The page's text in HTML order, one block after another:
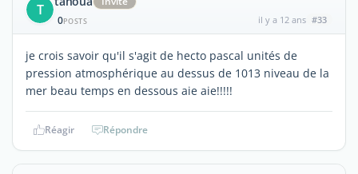
T
0POSTS il y a 12 ans #33
je crois savoir qu'il s'agit de hecto pascal unités de
pression atmosphérique au dessus de 1013 niveau de la
mer beau temps en dessous aie aie!!!!!
Réagir Répondre